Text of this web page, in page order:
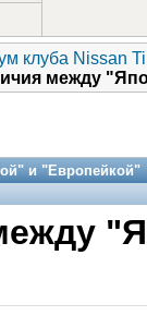
клуба Nissan
между
и "Европейкой"